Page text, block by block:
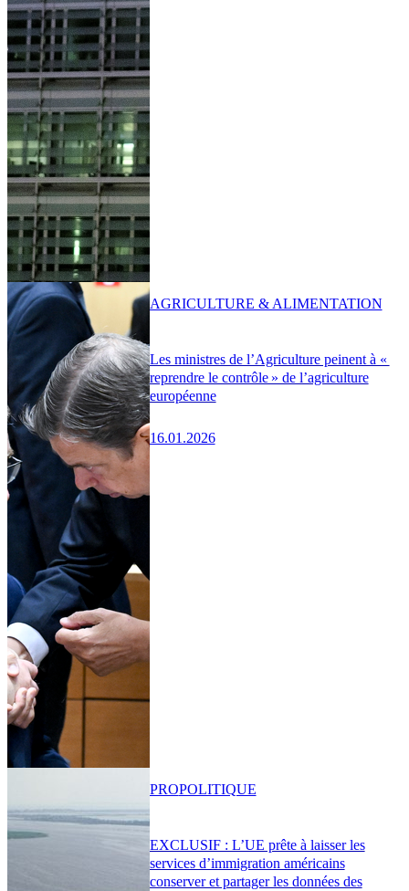
Les ministres de l’Agriculture peinent à «
reprendre le contrôle » de l’agriculture
européenne
16.01.2026
AGRICULTURE & ALIMENTATION
EXCLUSIF : L’UE prête à laisser les
services d’immigration américains
conserver et partager les données des
PROPOLITIQUE